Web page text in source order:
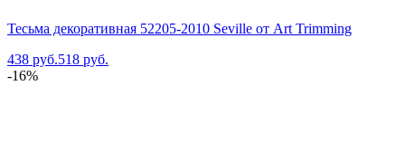
Тесьма декоративная 52205-2010 Seville от Art Trimming
438 руб.518 руб.
-16%